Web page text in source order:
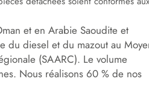
et en Arabie Saoudite et
du diesel et du mazout au
(SAARC). Le volume
Nous réalisons 60 % de nos